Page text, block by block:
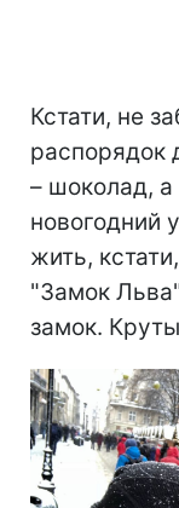
Кстати, не
распорядок
– шоколад, а
новогодний
жить,
"Замок
замок.